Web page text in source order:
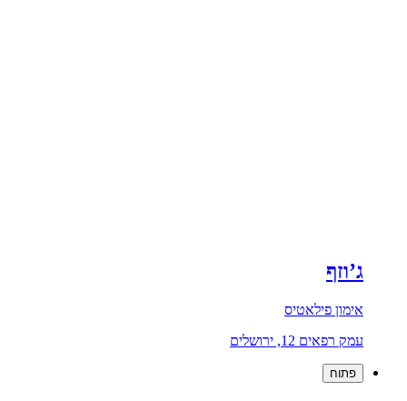
ג’וזף
אימון פילאטיס
עמק רפאים 12, ירושלים
פתוח